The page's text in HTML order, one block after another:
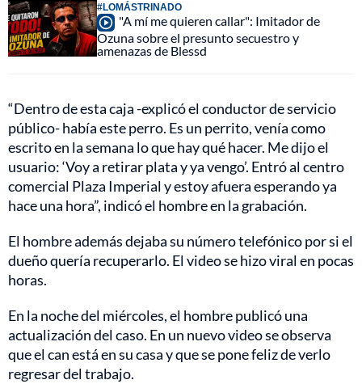
#LOMÁSTRINADO
"A mí me quieren callar": Imitador de
Ozuna sobre el presunto secuestro y
amenazas de Blessd
“Dentro de esta caja -explicó el conductor de servicio
público- había este perro. Es un perrito, venía como
escrito en la semana lo que hay qué hacer. Me dijo el
usuario: ‘Voy a retirar plata y ya vengo’. Entró al centro
comercial Plaza Imperial y estoy afuera esperando ya
hace una hora”, indicó el hombre en la grabación.
El hombre además dejaba su número telefónico por si el
dueño quería recuperarlo. El video se hizo viral en pocas
horas.
En la noche del miércoles, el hombre publicó una
actualización del caso. En un nuevo video se observa
que el can está en su casa y que se pone feliz de verlo
regresar del trabajo.